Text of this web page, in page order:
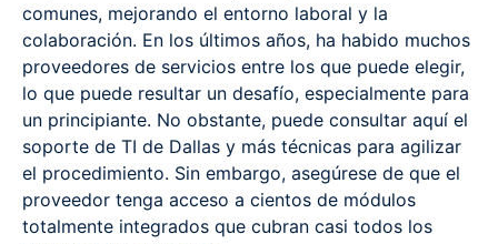
comunes, mejorando el entorno laboral y la
colaboración. En los últimos años, ha habido muchos
proveedores de servicios entre los que puede elegir,
lo que puede resultar un desafío, especialmente para
un principiante. No obstante, puede consultar aquí el
soporte de TI de Dallas y más técnicas para agilizar
el procedimiento. Sin embargo, asegúrese de que el
proveedor tenga acceso a cientos de módulos
totalmente integrados que cubran casi todos los